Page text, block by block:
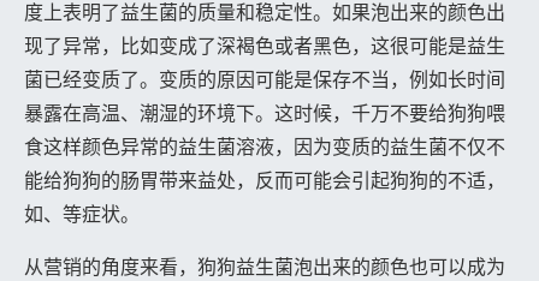
度上表明了益生菌的质量和稳定性。如果泡出来的颜色出
现了异常，比如变成了深褐色或者黑色，这很可能是益生
菌已经变质了。变质的原因可能是保存不当，例如长时间
暴露在高温、潮湿的环境下。这时候，千万不要给狗狗喂
食这样颜色异常的益生菌溶液，因为变质的益生菌不仅不
能给狗狗的肠胃带来益处，反而可能会引起狗狗的不适，
如、等症状。
从营销的角度来看，狗狗益生菌泡出来的颜色也可以成为